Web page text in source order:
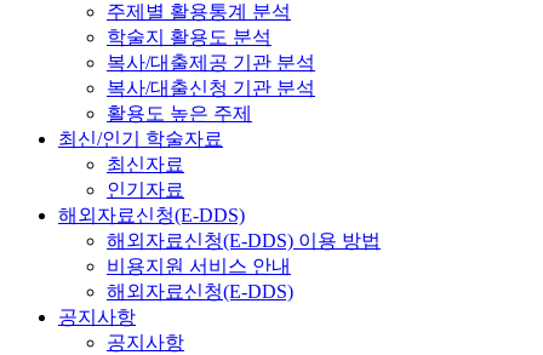
주제별 활용통계 분석
학술지 활용도 분석
복사/대출제공 기관 분석
복사/대출신청 기관 분석
활용도 높은 주제
최신/인기 학술자료
최신자료
인기자료
해외자료신청(E-DDS)
해외자료신청(E-DDS) 이용 방법
비용지원 서비스 안내
해외자료신청(E-DDS)
공지사항
공지사항